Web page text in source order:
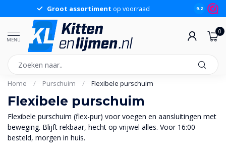
Groot assortiment op voorraad 9.2
MENU
0
Home / Purschuim / Flexibele purschuim
Flexibele purschuim
Flexibele purschuim (flex-pur) voor voegen en aansluitingen met
beweging. Blijft rekbaar, hecht op vrijwel alles. Voor 16:00
besteld, morgen in huis.